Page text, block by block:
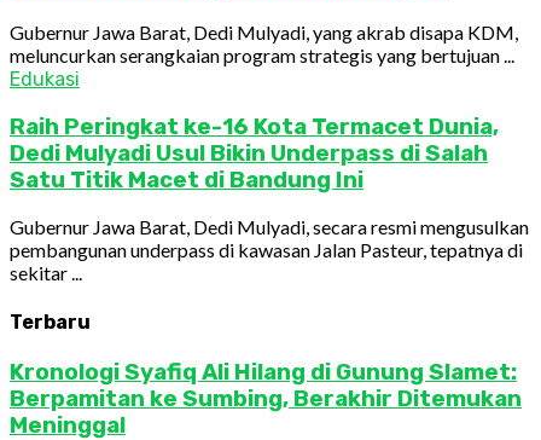
Gubernur Jawa Barat, Dedi Mulyadi, yang akrab disapa KDM,
meluncurkan serangkaian program strategis yang bertujuan ...
Edukasi
Raih Peringkat ke-16 Kota Termacet Dunia,
Dedi Mulyadi Usul Bikin Underpass di Salah
Satu Titik Macet di Bandung Ini
Gubernur Jawa Barat, Dedi Mulyadi, secara resmi mengusulkan
pembangunan underpass di kawasan Jalan Pasteur, tepatnya di
sekitar ...
Terbaru
Kronologi Syafiq Ali Hilang di Gunung Slamet:
Berpamitan ke Sumbing, Berakhir Ditemukan
Meninggal